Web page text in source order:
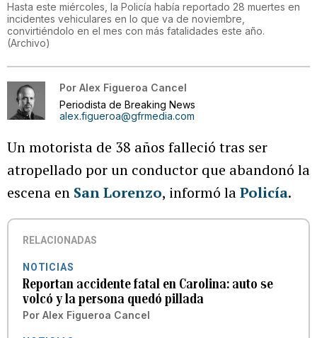
Hasta este miércoles, la Policía había reportado 28 muertes en
incidentes vehiculares en lo que va de noviembre,
convirtiéndolo en el mes con más fatalidades este año.
(Archivo)
Por Alex Figueroa Cancel
Periodista de Breaking News
alex.figueroa@gfrmedia.com
Un motorista de 38 años falleció tras ser
atropellado por un conductor que abandonó la
escena en San Lorenzo, informó laPolicía.
RELACIONADAS
NOTICIAS
Reportan accidente fatal en Carolina: auto se
volcó y la persona quedó pillada
Por Alex Figueroa Cancel